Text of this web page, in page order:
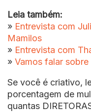
Leia também:
» Entrevista com
Mamilos
» Entrevista com
» Vamos falar
Se você é criativo,
porcentagem de
quantas